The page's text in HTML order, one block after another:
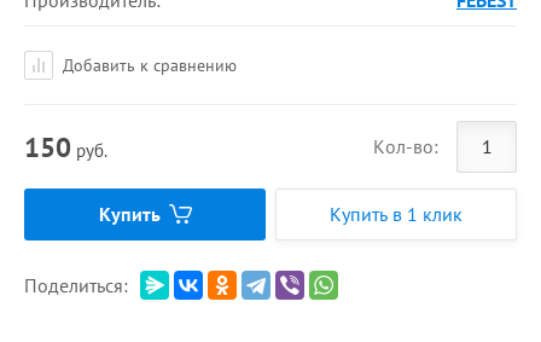
Добавить к сравнению
150 руб. Кол-во:
Купить Купить в 1 клик
Поделиться: